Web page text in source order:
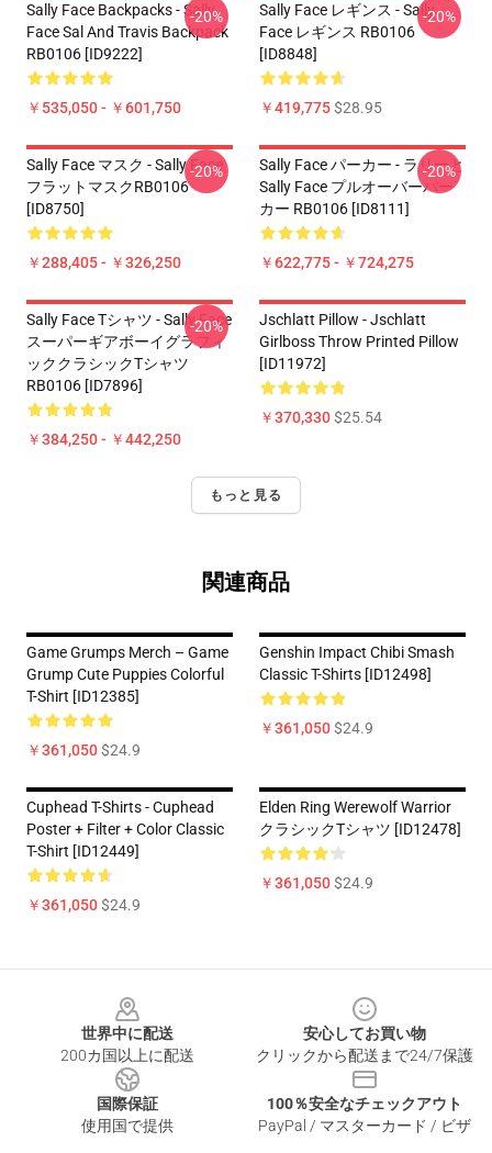
Sally Face Backpacks - Sally
Face Sal And Travis Backpack
RB0106 [ID9222]
￥535,050 - ￥601,750
-20%
Sally Face レギンス - Sally
Face レギンス RB0106
[ID8848]
￥419,775$28.95
-20%
Sally Face マスク - Sally Face
フラットマスクRB0106
[ID8750]
￥288,405 - ￥326,250
-20%
Sally Face パーカー - ラリーと
Sally Face プルオーバーパー
カー RB0106 [ID8111]
￥622,775 - ￥724,275
-20%
Sally Face Tシャツ - Sally Face
スーパーギアボーイグラフィ
ッククラシックTシャツ
RB0106 [ID7896]
￥384,250 - ￥442,250
-20%
Jschlatt Pillow - Jschlatt
Girlboss Throw Printed Pillow
[ID11972]
￥370,330$25.54
もっと見る
関連商品
Game Grumps Merch – Game
Grump Cute Puppies Colorful
T-Shirt [ID12385]
￥361,050$24.9
Genshin Impact Chibi Smash
Classic T-Shirts [ID12498]
￥361,050$24.9
Cuphead T-Shirts - Cuphead
Poster + Filter + Color Classic
T-Shirt [ID12449]
￥361,050$24.9
Elden Ring Werewolf Warrior
クラシックTシャツ [ID12478]
￥361,050$24.9
世界中に配送
200カ国以上に配送
安心してお買い物
クリックから配送まで24/7保護
国際保証
使用国で提供
100％安全なチェックアウト
PayPal / マスターカード / ビザ